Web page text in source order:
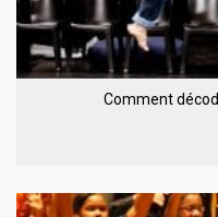
Comment